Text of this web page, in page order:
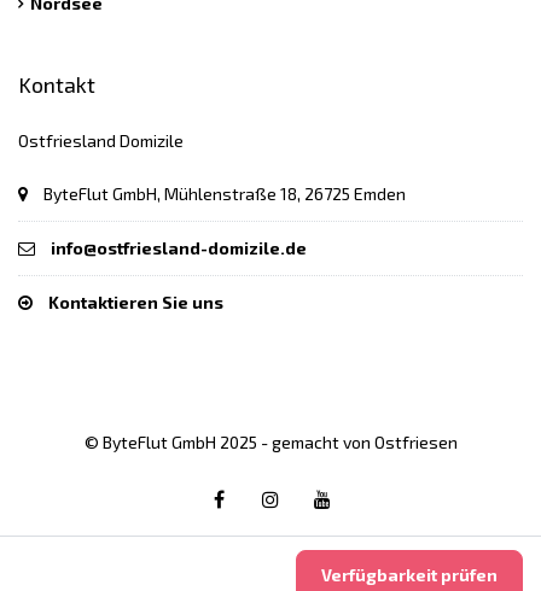
Verfügbarkeit prüfen
Kontakt
Ostfriesland Domizile
ByteFlut GmbH, Mühlenstraße 18, 26725 Emden
info@ostfriesland-domizile.de
Kontaktieren Sie uns
© ByteFlut GmbH 2025 - gemacht von Ostfriesen